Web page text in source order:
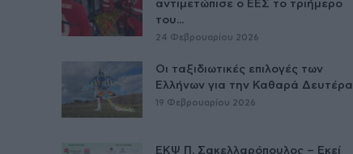
αντιμετώπισε ο ΕΕΣ το τριήμερο
του...
24 Φεβρουαρίου 2026
Οι ταξιδιωτικές επιλογές των
Ελλήνων για την Καθαρά Δευτέρα
19 Φεβρουαρίου 2026
ΕΚΨ Π. Σακελλαρόπουλος – Εκεί